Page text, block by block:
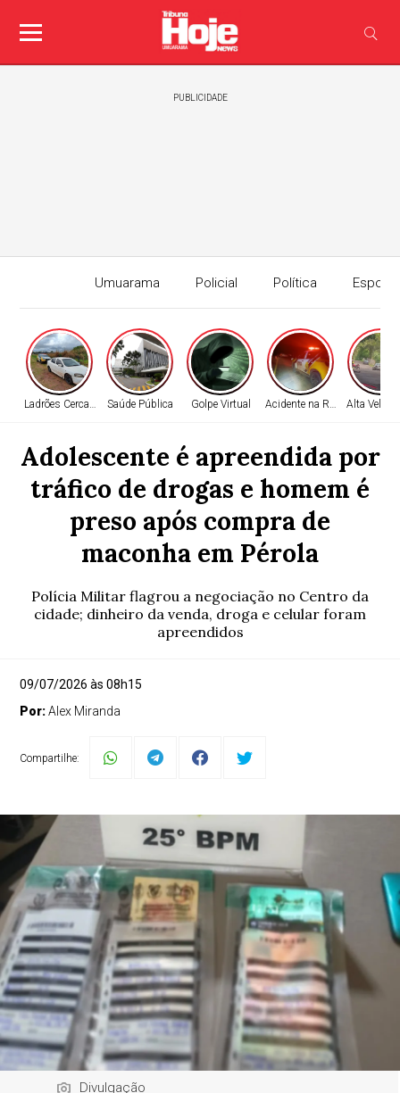
PUBLICIDADE
Umuarama Policial Política
Edição
Ladrões Cercados Saúde Pública Golpe Virtual Acidente na Rodovia
Alta
Adolescente é apreendida por
tráfico de drogas e homem é
preso após compra de
maconha em Pérola
Polícia Militar flagrou a negociação no Centro da
cidade; dinheiro da venda, droga e celular foram
apreendidos
09/07/2026 às 08h15
Por:Alex Miranda
Compartilhe:
Divulgação